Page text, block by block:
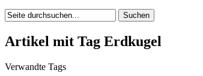
Artikel mit Tag Erdkugel
Verwandte Tags